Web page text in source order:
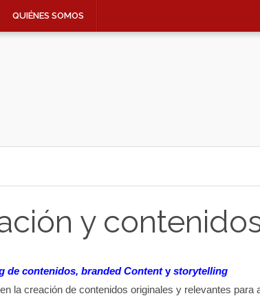
QUIÉNES SOMOS
y
de contenidos, branded Contentystorytelling
la creación de contenidos originales y relevantes